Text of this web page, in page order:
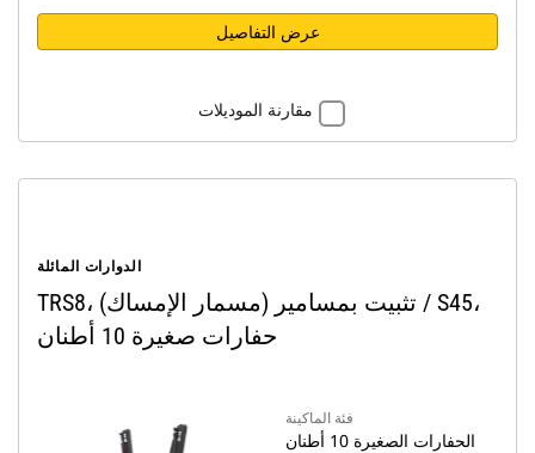
عرض التفاصيل
مقارنة الموديلات
الدوارات المائلة
TRS8، تثبيت بمسامير (مسمار الإمساك) / S45،
حفارات صغيرة 10 أطنان
فئة الماكينة
الحفارات الصغيرة 10 أطنان